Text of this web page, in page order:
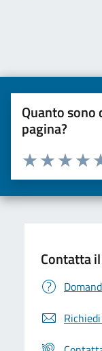
Quanto sono
pagina?
Valuta da 1 a 5 stelle
Valuta 3
Valuta 2
Valuta una
Contatta